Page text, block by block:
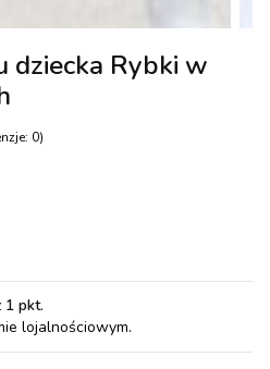
dziecka Rybki w
0)
1 pkt.
lojalnościowym.